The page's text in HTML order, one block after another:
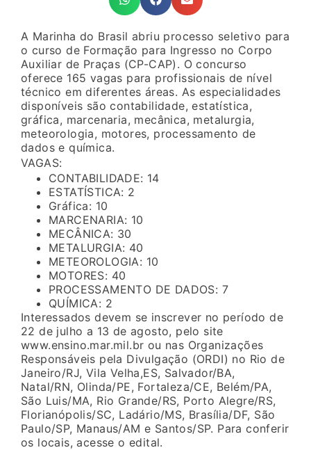
A Marinha do Brasil abriu processo seletivo para
o curso de Formação para Ingresso no Corpo
Auxiliar de Praças (CP-CAP). O concurso
oferece 165 vagas para profissionais de nível
técnico em diferentes áreas. As especialidades
disponíveis são contabilidade, estatística,
gráfica, marcenaria, mecânica, metalurgia,
meteorologia, motores, processamento de
dados e química.
VAGAS:
CONTABILIDADE: 14
ESTATÍSTICA: 2
Gráfica: 10
MARCENARIA: 10
MECÂNICA: 30
METALURGIA: 40
METEOROLOGIA: 10
MOTORES: 40
PROCESSAMENTO DE DADOS: 7
QUÍMICA: 2
Interessados devem se inscrever no período de
22 de julho a 13 de agosto, pelo site
www.ensino.mar.mil.br ou nas Organizações
Responsáveis pela Divulgação (ORDI) no Rio de
Janeiro/RJ, Vila Velha,ES, Salvador/BA,
Natal/RN, Olinda/PE, Fortaleza/CE, Belém/PA,
São Luis/MA, Rio Grande/RS, Porto Alegre/RS,
Florianópolis/SC, Ladário/MS, Brasília/DF, São
Paulo/SP, Manaus/AM e Santos/SP. Para conferir
os locais, acesse o edital.